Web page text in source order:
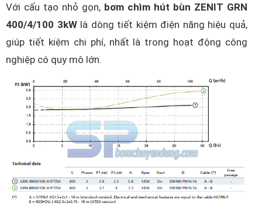
Với cấu tạo nhỏ gọn, bơm chìm hút bùn ZENIT GRN
400/4/100 3kWlà dòng tiết kiệm điện năng hiệu quả,
giúp tiết kiệm chi phí, nhất là trong hoạt động công
nghiệp có quy mô lớn.